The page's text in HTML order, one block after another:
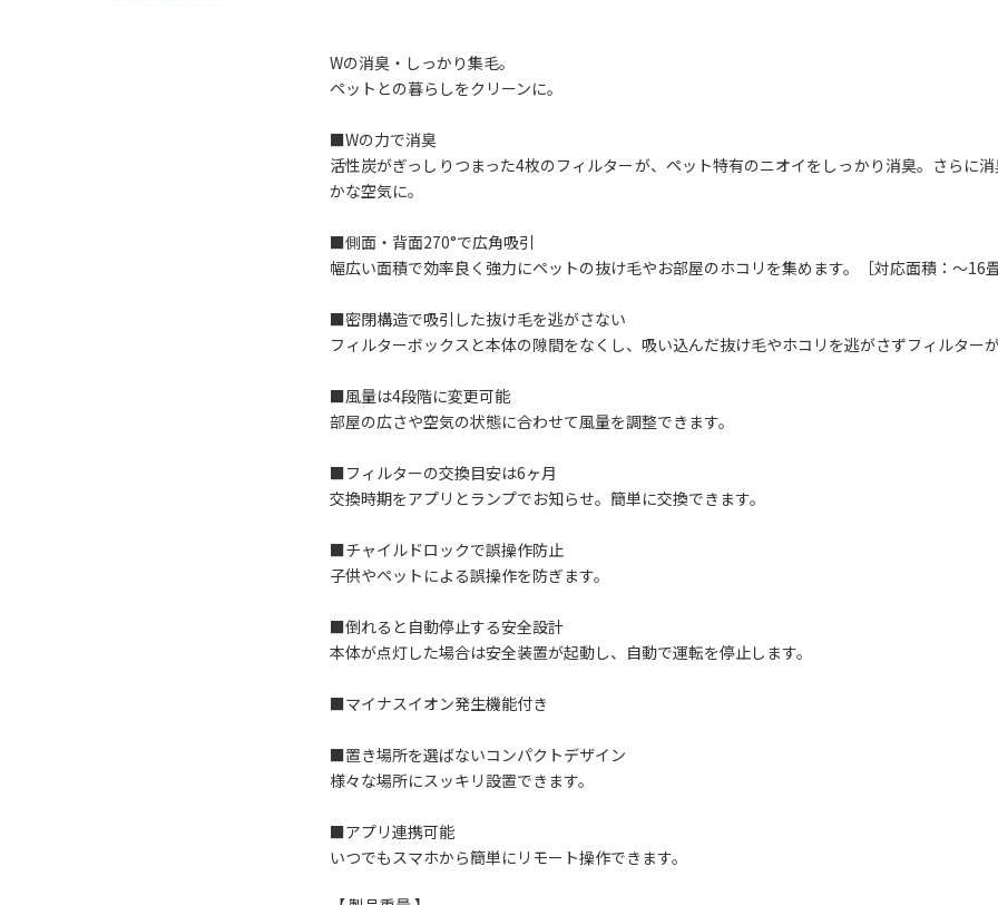
Wの消臭・しっかり集毛。
ペットとの暮らしをクリーンに。
■Wの力で消臭
活性炭がぎっしりつまった4枚のフィルターが、ペット特有のニオイをしっかり消臭。さらに
かな空気に。
■側面・背面270°で広角吸引
幅広い面積で効率良く強力にペットの抜け毛やお部屋のホコリを集めます。［対応面積：～16畳
■密閉構造で吸引した抜け毛を逃がさない
フィルターボックスと本体の隙間をなくし、吸い込んだ抜け毛やホコリを逃がさずフィルターが
■風量は4段階に変更可能
部屋の広さや空気の状態に合わせて風量を調整できます。
■フィルターの交換目安は6ヶ月
交換時期をアプリとランプでお知らせ。簡単に交換できます。
■チャイルドロックで誤操作防止
子供やペットによる誤操作を防ぎます。
■倒れると自動停止する安全設計
本体が点灯した場合は安全装置が起動し、自動で運転を停止します。
■マイナスイオン発生機能付き
■置き場所を選ばないコンパクトデザイン
様々な場所にスッキリ設置できます。
■アプリ連携可能
いつでもスマホから簡単にリモート操作できます。